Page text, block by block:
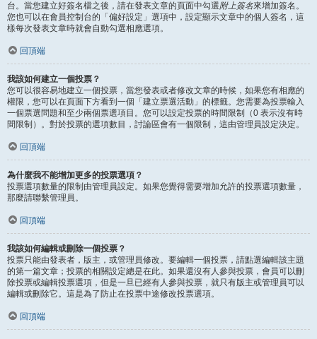
台。當您建立好簽名檔之後，請在發表文章的頁面中勾選附上簽名來增加簽名。
您也可以在會員控制台的「偏好設定」選項中，設定顯示文章中的個人簽名，這
樣每次發表文章時就會自動勾選相應選項。
回頂端
我該如何建立一個投票？
您可以很容易地建立一個投票，當您發表或者修改文章的時候，如果您有相應的
權限，您可以在頁面下方看到一個「建立票選活動」的標籤。您需要為投票輸入
一個票選問題和至少兩個票選項目。您可以設定投票的時間限制（0 表示沒有時
間限制）。對於投票的選項數目，討論區會有一個限制，這由管理員設定決定。
回頂端
為什麼我不能增加更多的投票選項？
投票選項數量的限制由管理員設定。如果您覺得需要增加允許的投票選項數量，
那麼請聯繫管理員。
回頂端
我該如何編輯或刪除一個投票？
投票只能由發表者，版主，或管理員修改。要編輯一個投票，請點選編輯該主題
的第一篇文章；投票的相關設定總是在此。如果還沒有人參與投票，會員可以刪
除投票或編輯投票選項，但是一旦已經有人參與投票，就只有版主或管理員可以
編輯或刪除它。這是為了防止在投票中途修改投票選項。
回頂端